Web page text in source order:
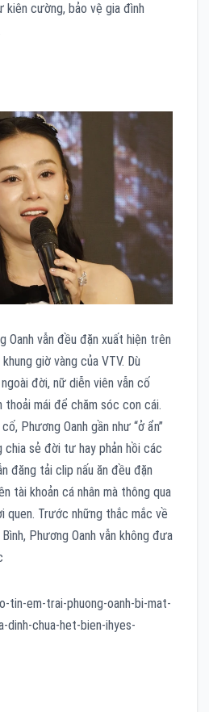
kiên cường, bảo vệ gia đình
Oanh vẫn đều đặn xuất hiện trên
giờ vàng của VTV. Dù
đời, nữ diễn viên vẫn cố
mái để chăm sóc con cái.
Phương Oanh gần như “ở ẩn”
chia sẻ đời tư hay phản hồi các
đăng tải clip nấu ăn đều đặn
tài khoản cá nhân mà thông qua
quen. Trước những thắc mắc về
Phương Oanh vẫn không đưa
tin-em-trai-phuong-oanh-bi-mat-
dinh-chua-het-bien-ihyes-